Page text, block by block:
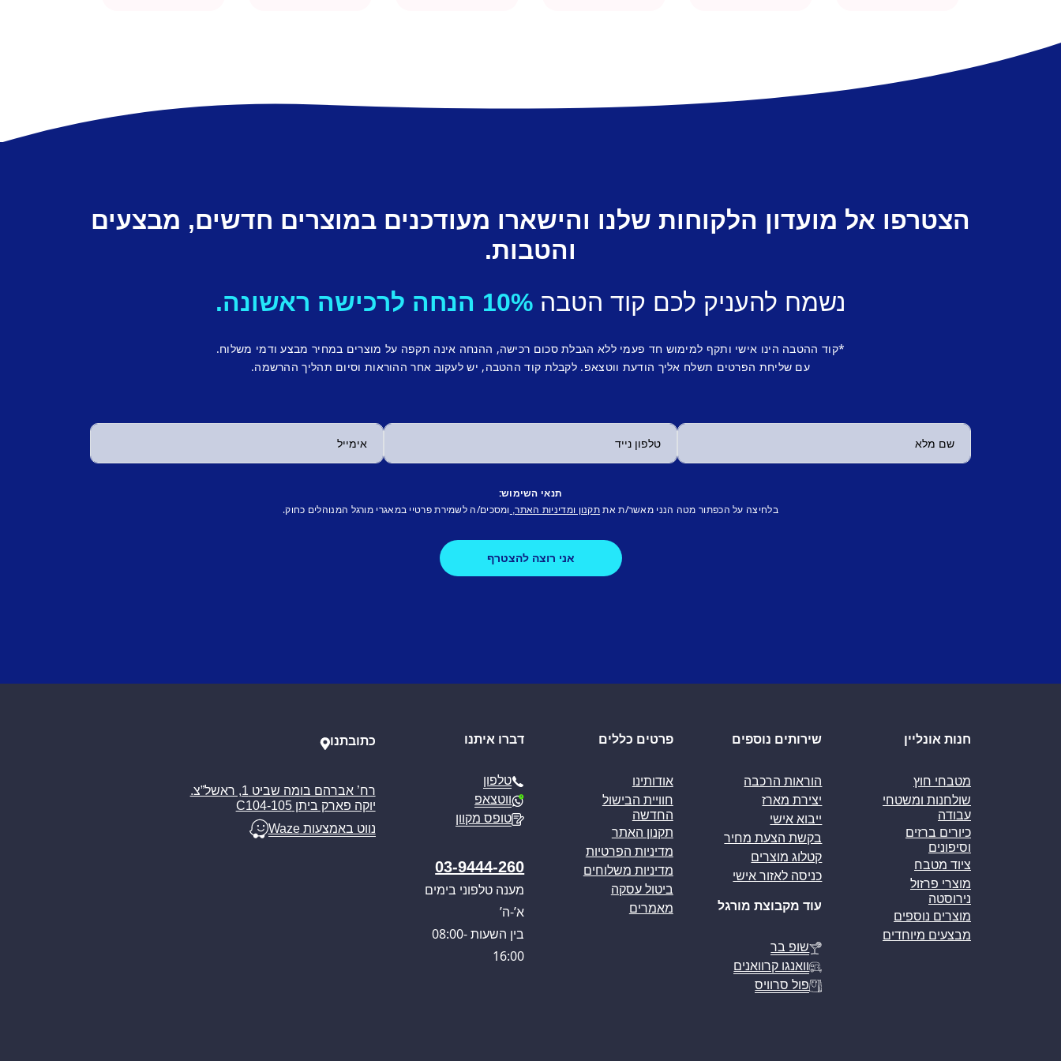
הצטרפו אל מועדון הלקוחות שלנו והישארו מעודכנים במוצרים חדשים, מבצעים
והטבות.
נשמח להעניק לכם קוד הטבה 10% הנחה לרכישה ראשונה.
*קוד ההטבה הינו אישי ותקף למימוש חד פעמי ללא הגבלת סכום רכישה, ההנחה אינה תקפה על מוצרים במחיר מבצע ודמי משלוח.
עם שליחת הפרטים תשלח אליך הודעת ווטצאפ. לקבלת קוד ההטבה, יש לעקוב אחר ההוראות וסיום תהליך ההרשמה.
תנאי השימוש:
בלחיצה על הכפתור מטה הנני מאשר/ת את תקנון ומדיניות האתר, ומסכים/ה לשמירת פרטיי במאגרי מורגל המנוהלים כחוק.
חנות אונליין
מטבחי חוץ
שולחנות ומשטחי
עבודה
כיורים ברזים
וסיפונים
ציוד מטבח
מוצרי פרזול
נירוסטה
מוצרים נוספים
מבצעים מיוחדים
שירותים נוספים
הוראות הרכבה
יצירת מארז
ייבוא אישי
בקשת הצעת מחיר
קטלוג מוצרים
כניסה לאזור אישי
עוד מקבוצת מורגל
שופ בר
וואנגו קרוואנים
פול סרוויס
פרטים כללים
אודותינו
חוויית הבישול
החדשה
תקנון האתר
מדיניות הפרטיות
מדיניות משלוחים
ביטול עסקה
מאמרים
דברו איתנו
טלפון
ווטצאפ
טופס מקוון
03-9444-260
מענה טלפוני בימים
א’-ה’
בין השעות 08:00-
16:00
כתובתנו
רח’ אברהם בומה שביט 1, ראשל”צ.
יוקה פארק ביתן C104-105
נווט באמצעות Waze